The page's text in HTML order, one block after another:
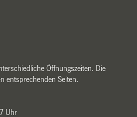
Öffnungszeiten. Die
entsprechenden Seiten.
Uhr